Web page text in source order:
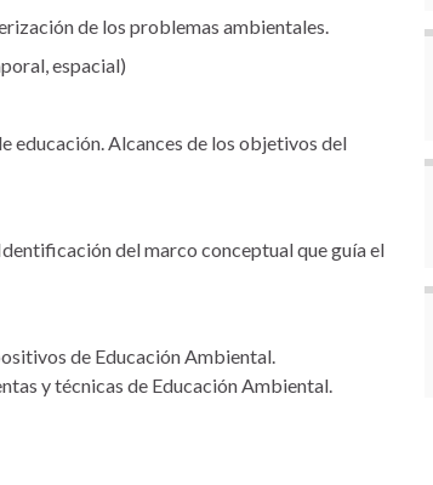
de los problemas ambientales.
espacial)
educación. Alcances de los objetivos del
del marco conceptual que guía el
de Educación Ambiental.
y técnicas de Educación Ambiental.